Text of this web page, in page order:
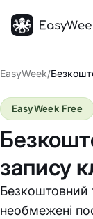
EasyWeek/
запису
Безкоштовний
необмежені
EasyWeek Free